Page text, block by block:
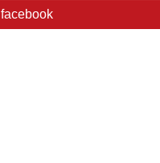
facebook